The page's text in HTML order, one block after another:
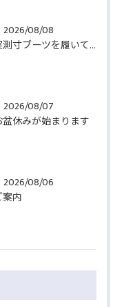
2026/08/08
実測寸ブーツを履いてみる
2026/08/07
盆休みが始まります
2026/08/06
案内